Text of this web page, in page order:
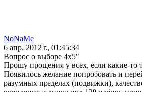
NoNaMe
6 апр. 2012 г., 01:45:34
Вопрос о выборе 4х5"
Прошу прощения у всех, если какие-то
Появилось желание попробовать и
разумных пределах (подвижки),